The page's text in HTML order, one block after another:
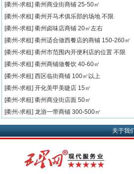
[衢州-求租] 衢州商业街商铺 25-50㎡
[衢州-求租] 衢州开马术俱乐部的场地 不限
[衢州-求租] 衢州卤味店商铺 20㎡左右
[衢州-求租] 衢州适合做西餐店的商铺 150-260㎡
[衢州-求租] 衢州市范围内开便利店的位置 不限
[衢州-求租] 衢州商铺做餐饮 40-60㎡
[衢州-求租] 西区临街商铺 100㎡以上
[衢州-求租] 开化美甲美睫店 15㎡
[衢州-求租] 衢州商业街店面 50㎡
[衢州-求租] 龙游一带商铺 300-500㎡
关于我